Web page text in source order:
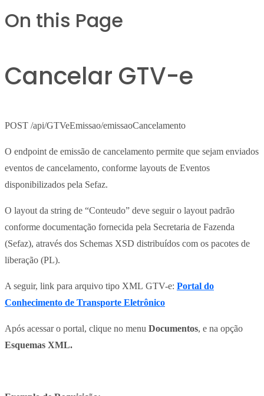
On this Page
Cancelar GTV-e
POST /api/GTVeEmissao/emissaoCancelamento
O endpoint de emissão de cancelamento permite que sejam enviados
eventos de cancelamento, conforme layouts de Eventos
disponibilizados pela Sefaz.
O layout da string de “Conteudo” deve seguir o layout padrão
conforme documentação fornecida pela Secretaria de Fazenda
(Sefaz), através dos Schemas XSD distribuídos com os pacotes de
liberação (PL).
A seguir, link para arquivo tipo XML GTV-e: Portal do
Conhecimento de Transporte Eletrônico
Após acessar o portal, clique no menu Documentos, e na opção
Esquemas XML.